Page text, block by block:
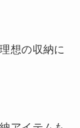
想の収納に